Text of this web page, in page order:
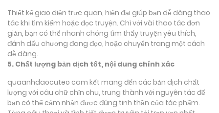
Thiết kế giao diện trực quan, hiện đại giúp bạn dễ dàng thao
tác khi tìm kiếm hoặc đọc truyện. Chỉ với vài thao tác đơn
giản, bạn có thể nhanh chóng tìm thấy truyện yêu thích,
đánh dấu chương đang đọc, hoặc chuyển trang một cách
dễ dàng.
5. Chất lượng bản dịch tốt, nội dung chính xác
quaanhdaocuteo cam kết mang đến các bản dịch chất
lượng với câu chữ chỉn chu, trung thành với nguyên tác để
bạn có thể cảm nhận được đúng tinh thần của tác phẩm.